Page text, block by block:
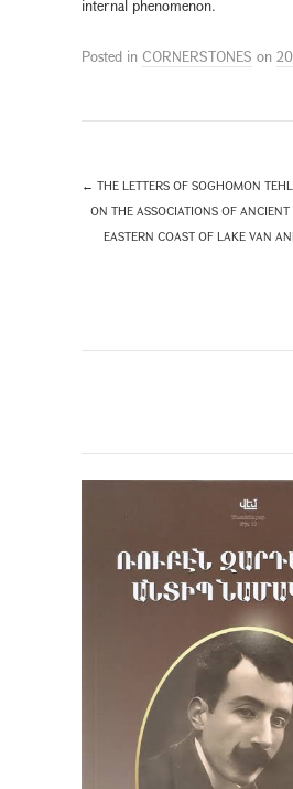
internal phenomenon.
Posted in CORNERSTONES on
← THE LETTERS OF SOGHOMON
ON THE ASSOCIATIONS OF
EASTERN COAST OF LAKE VAN